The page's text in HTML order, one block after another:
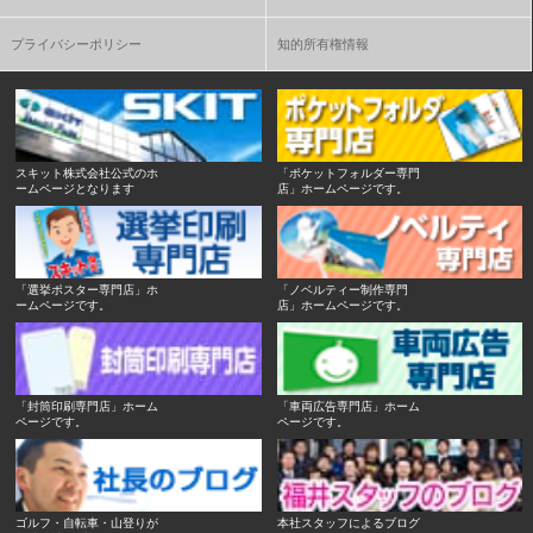
プライバシーポリシー 知的所有権情報
スキット株式会社公式のホ
ームページとなります
「ポケットフォルダー専門
店」ホームページです。
「選挙ポスター専門店」ホ
ームページです。
「ノベルティー制作専門
店」ホームページです。
「封筒印刷専門店」ホーム
ページです。
「車両広告専門店」ホーム
ページです。
ゴルフ・自転車・山登りが
本社スタッフによるブログ